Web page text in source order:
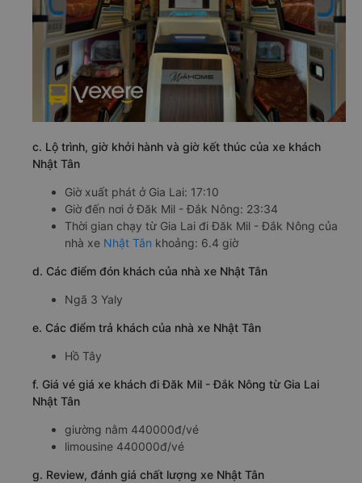
c. Lộ trình, giờ khởi hành và giờ kết thúc của xe khách
Nhật Tân
Giờ xuất phát ở Gia Lai: 17:10
Giờ đến nơi ở Đăk Mil - Đắk Nông: 23:34
Thời gian chạy từ Gia Lai đi Đăk Mil - Đắk Nông của
nhà xe Nhật Tân khoảng: 6.4 giờ
d. Các điểm đón khách của nhà xe Nhật Tân
Ngã 3 Yaly
e. Các điểm trả khách của nhà xe Nhật Tân
Hồ Tây
f. Giá vé giá xe khách đi Đăk Mil - Đắk Nông từ Gia Lai
Nhật Tân
giường nằm 440000đ/vé
limousine 440000đ/vé
g. Review, đánh giá chất lượng xe Nhật Tân